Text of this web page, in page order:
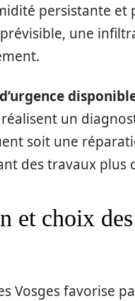
persistante et
une
un
soit une
des travaux plus
et choix
Vosges favorise